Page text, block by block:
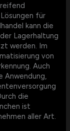
für
kann die
Lagerhaltung
werden. Im
von
Auch
die
ist
aller Art.